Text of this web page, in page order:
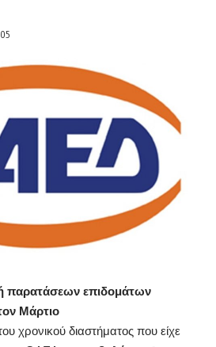
παρατάσεων επιδομάτων
Μάρτιο
χρονικού διαστήματος που είχε